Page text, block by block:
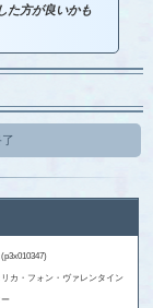
た方が良いかも
カ・フォン・ヴァレンタイン